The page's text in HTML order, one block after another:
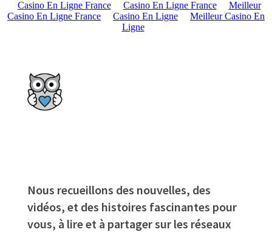
Casino En Ligne France Casino En Ligne France
Meilleur
Casino En Ligne France
Casino En Ligne
Meilleur Casino En
Ligne
Nous recueillons des nouvelles, des
vidéos, et des histoires fascinantes pour
vous, à lire et à partager sur les réseaux